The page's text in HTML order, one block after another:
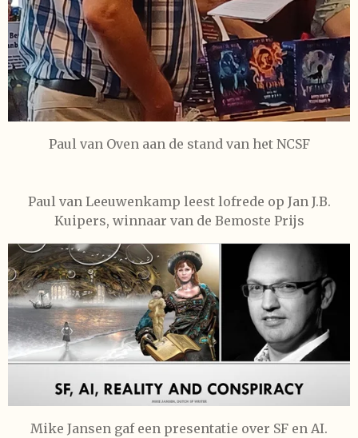
Paul van Oven aan de stand van het NCSF
Paul van Leeuwenkamp leest lofrede op Jan J.B.
Kuipers, winnaar van de Bemoste Prijs
Mike Jansen gaf een presentatie over SF en AI.